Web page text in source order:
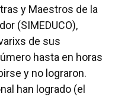
y Maestros de la
(SIMEDUCO),
de sus
hasta en horas
y no lograron.
han logrado (el